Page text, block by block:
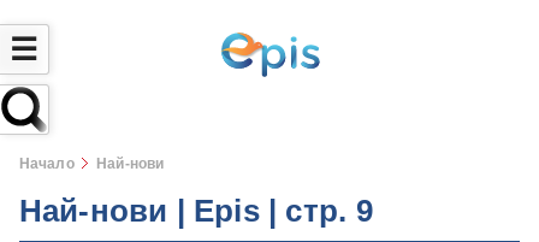
☰
Начало Най-нови
Най-нови | Epis | стр. 9